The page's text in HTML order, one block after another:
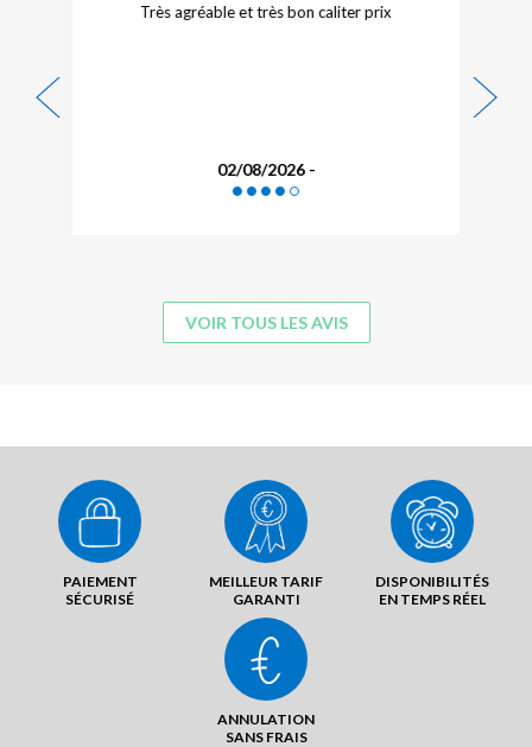
Très agréable et très bon caliter prix
02/08/2026 -
VOIR TOUS LES AVIS
PAIEMENT
SÉCURISÉ
MEILLEUR TARIF
GARANTI
DISPONIBILITÉS
EN TEMPS RÉEL
ANNULATION
SANS FRAIS